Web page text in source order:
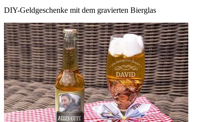
DIY-Geldgeschenke mit dem gravierten Bierglas